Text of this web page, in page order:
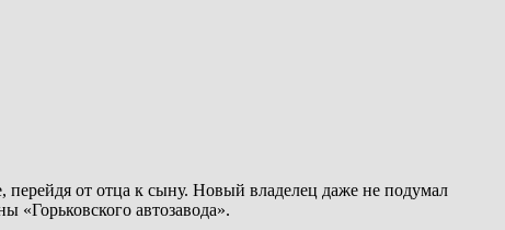
перейдя от отца к сыну. Новый владелец даже не подумал
«Горьковского автозавода».